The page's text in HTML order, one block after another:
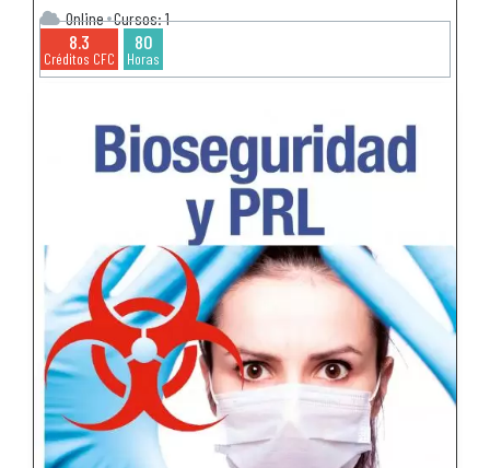
Online Cursos: 1
8.3
Créditos CFC
80
Horas